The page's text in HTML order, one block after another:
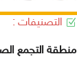
التصنيفات :
منطقة التجمع